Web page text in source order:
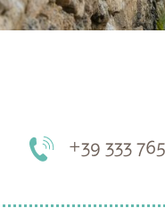
+39 333